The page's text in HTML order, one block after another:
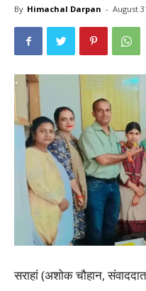
By Himachal Darpan - August
सराहां (अशोक चौहान,